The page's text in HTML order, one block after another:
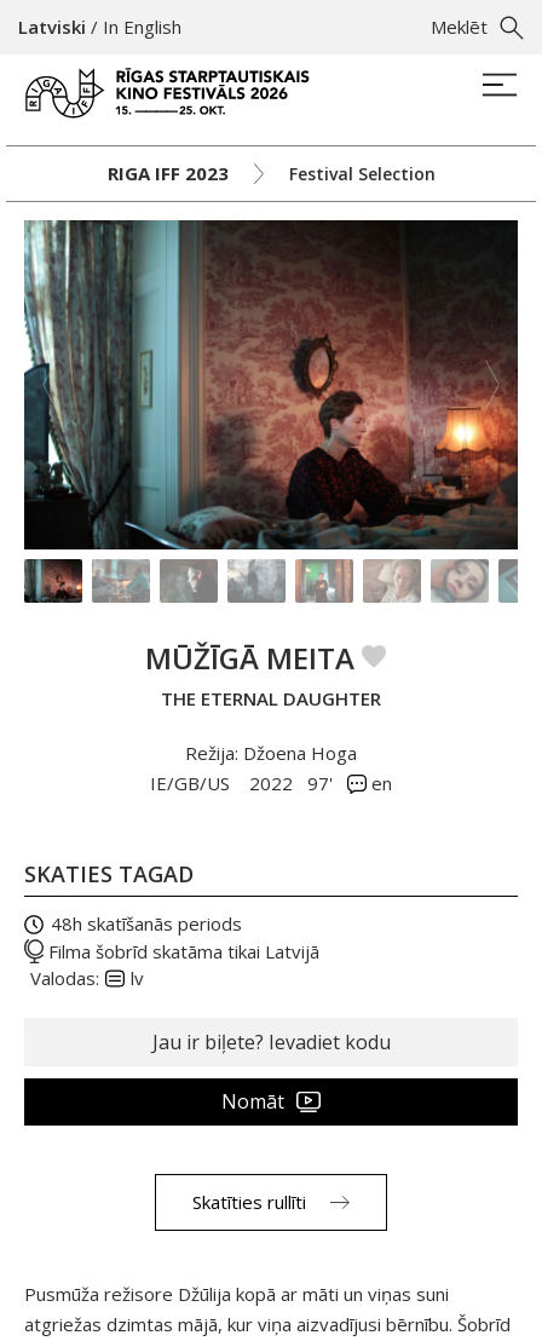
Meklēt
Latviski / In English
RIGA IFF 2023 Festival Selection
MŪŽĪGĀ MEITA
THE ETERNAL DAUGHTER
Režija: Džoena Hoga
IE/GB/US
2022 97' en
SKATIES TAGAD
48h skatīšanās periods
Filma šobrīd skatāma tikai Latvijā
Valodas:
lv
Nomāt
Skatīties rullīti
Pusmūža režisore Džūlija kopā ar māti un viņas suni
atgriežas dzimtas mājā, kur viņa aizvadījusi bērnību. Šobrīd